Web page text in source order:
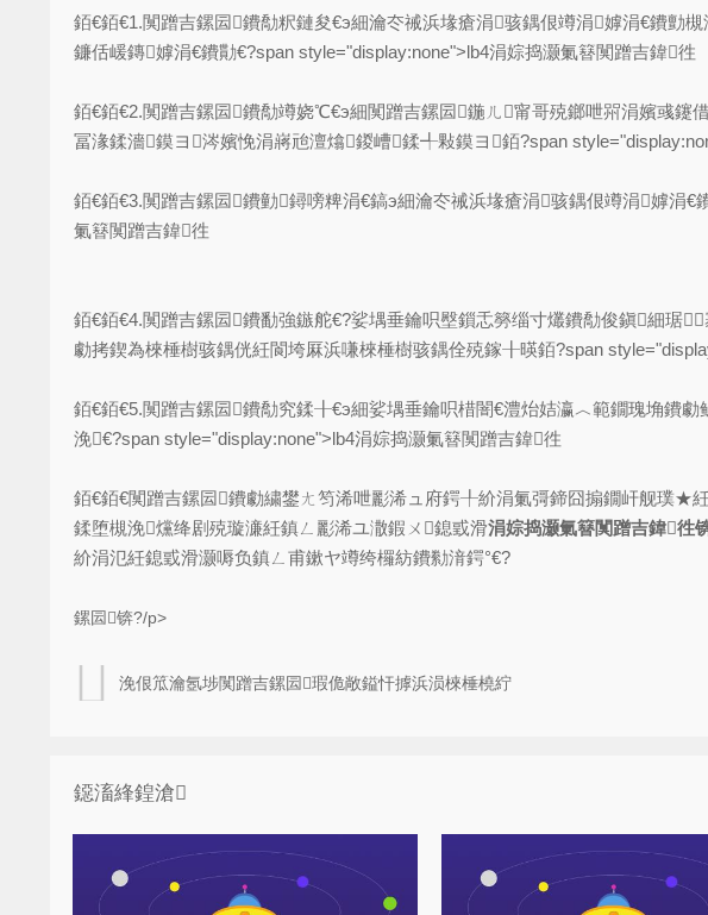
銆€銆€1.闃蹭吉鏍囩鐨勪粎鏈夋€э細瀹冭祴浜堟瘡涓骇鍝佷竴涓嫭涓€鐨勯
鐮佸嵈鏄嫭涓€鐨勩€?span style="display:none">lb4涓婃捣灏氭簮闃蹭吉鍏徃
銆€銆€2.闃蹭吉鏍囩鐨勪竴娆℃€э細闃蹭吉鏍囩鍦ㄦ甯哥殑鎯呭喌涓嬪彧
冨湪鍒濇鏌ヨ涔嬪悗涓嶈兘澶熻鍐嶆鍒╃敤鏌ヨ銆?span
銆€銆€3.闃蹭吉鏍囩鐨勭鐞嗙粺涓€鎬э細瀹冭祴浜堟瘡涓骇鍝佷竴涓嫭涓
氭簮闃蹭吉鍏徃
銆€銆€4.闃蹭吉鏍囩鐨勫強鏃舵€?娑堣垂鑰呮壂鎻忎簩缁寸爜鐨勪俊鎭細琚
勮拷鍥為棶棰樹骇鍝侊紝閬垮厤浜嗛棶棰樹骇鍝佺殑鎵╂暎銆?span
銆€銆€5.闃蹭吉鏍囩鐨勪究鍒╂€э細娑堣垂鑰呮棤闇€澧炲姞瀛︿範鐗瑰埆鐨
浼€?span style="display:none">lb4涓婃捣灏氭簮闃蹭吉鍏徃
銆€銆€闃蹭吉鏍囩鐨勮繍鐢ㄤ笉浠呭彲浠ュ府鍔╀紒涓氭彁鍗囧搧鐗屽舰璞★
鍒堕槻浼爣绛剧殑璇濓紝鎮ㄥ彲浠ユ潵鍜ㄨ鎴戜滑涓婃捣灏氭簮闃蹭吉鍏徃
紒涓氾紝鎴戜滑灏嗕负鎮ㄥ甫鏉ヤ竴绔欏紡鐨勬湇鍔°€?
鏍囩锛?/p>
浼佷笟瀹氬埗闃蹭吉鏍囩瑕佹敞鎰忓摢浜涢棶棰橈紵
鐚滀綘鍠滄